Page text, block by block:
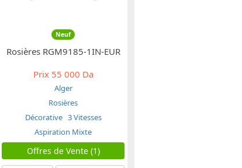
Neuf
Rosières RGM9185-1IN-EUR
Prix55 000 Da
Alger
Rosières
Décorative 3 Vitesses
Aspiration Mixte
Offres de Vente (1)